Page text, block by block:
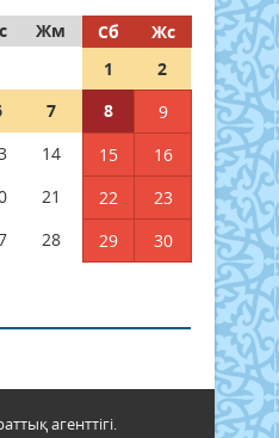
Жм Сб
Жс
1
2
7 8
9
14 15
16
21 22
23
28 29
30
агенттігі.